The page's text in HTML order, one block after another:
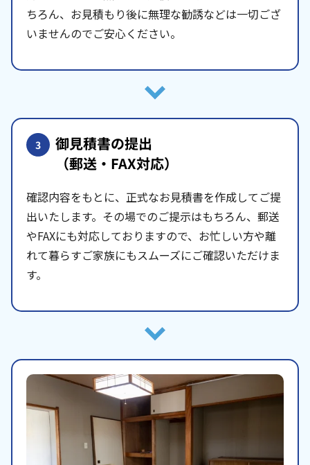
ちろん、お見積もり後に無理な勧誘などは一切ござ
いませんのでご安心ください。
3 御見積書の提出
（郵送・FAX対応）
確認内容をもとに、正式なお見積書を作成してご提
出いたします。その場でのご提示はもちろん、郵送
やFAXにも対応しておりますので、お忙しい方や離
れて暮らすご家族にもスムーズにご確認いただけま
す。